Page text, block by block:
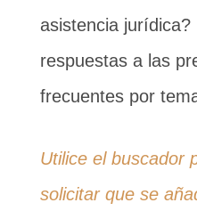
asistencia jurídica?
respuestas a las
frecuentes por
Utilice el buscador
solicitar que se